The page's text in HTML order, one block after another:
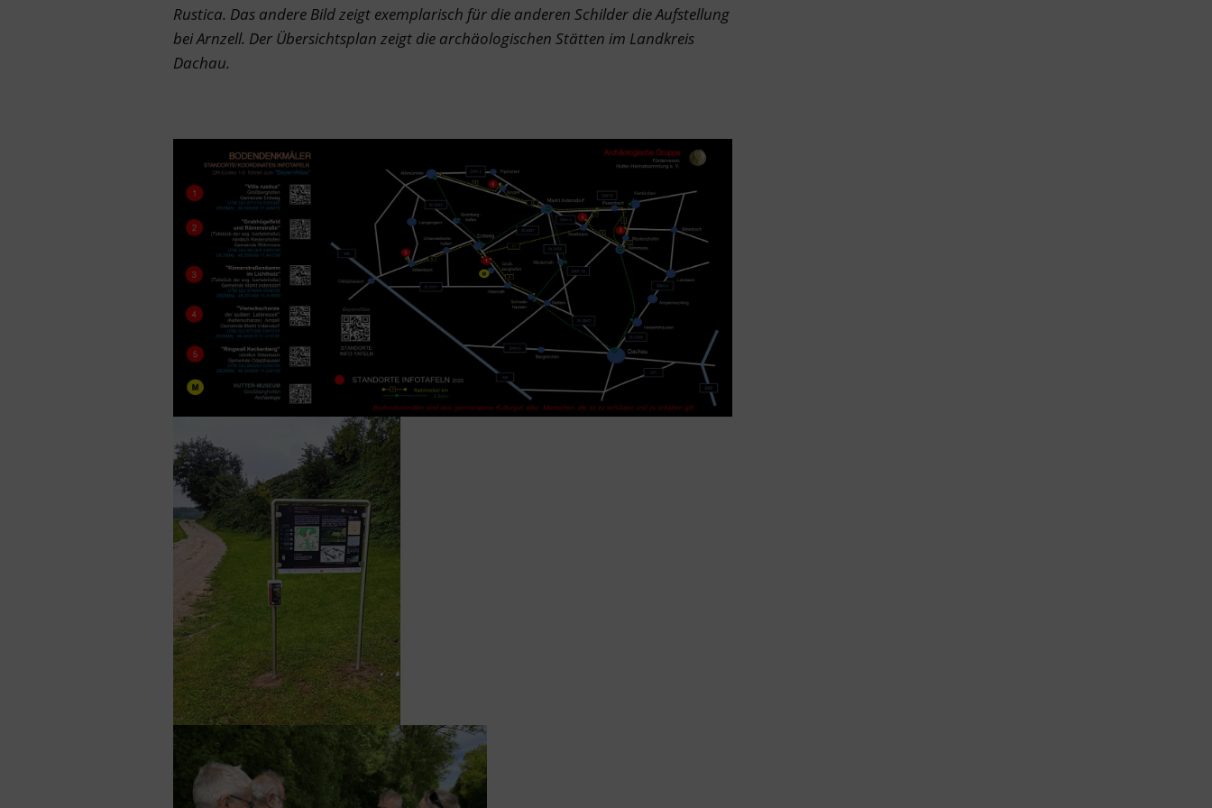
Rustica. Das andere Bild zeigt exemplarisch für die anderen Schilder die Aufstellung
bei Arnzell. Der Übersichtsplan zeigt die archäologischen Stätten im Landkreis
Dachau.